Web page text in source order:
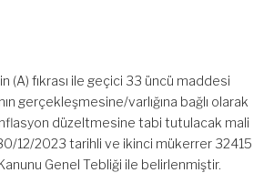
(A) fıkrası ile geçici 33 üncü maddesi
gerçekleşmesine/varlığına bağlı olarak
düzeltmesine tabi tutulacak mali
12/2023 tarihli ve ikinci mükerrer 32415
Genel Tebliği ile belirlenmiştir.